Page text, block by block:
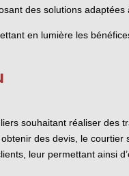
des solutions adaptées
en lumière les
souhaitant réaliser des
des devis, le courtier
leur permettant ainsi